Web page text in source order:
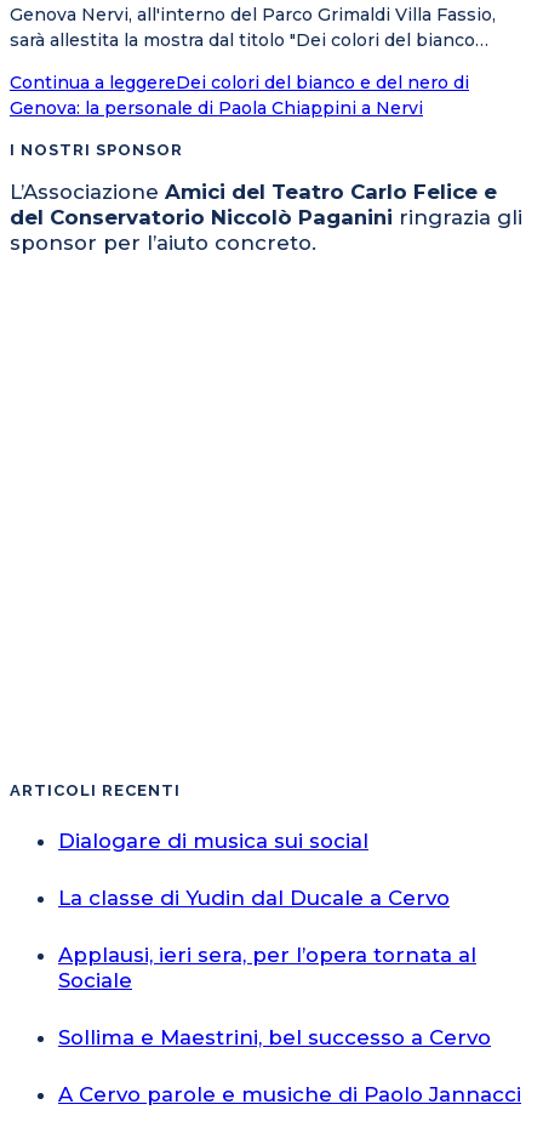
Genova Nervi, all'interno del Parco Grimaldi Villa Fassio,
sarà allestita la mostra dal titolo "Dei colori del bianco…
Continua a leggereDei colori del bianco e del nero di
Genova: la personale di Paola Chiappini a Nervi
I NOSTRI SPONSOR
L’Associazione Amici del Teatro Carlo Felice e
del Conservatorio Niccolò Paganini ringrazia gli
sponsor per l’aiuto concreto.
ARTICOLI RECENTI
Dialogare di musica sui social
La classe di Yudin dal Ducale a Cervo
Applausi, ieri sera, per l’opera tornata al
Sociale
Sollima e Maestrini, bel successo a Cervo
A Cervo parole e musiche di Paolo Jannacci